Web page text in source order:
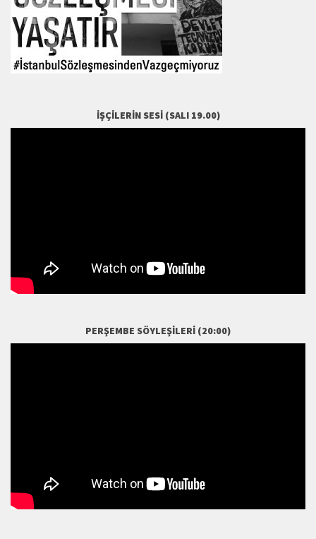
İŞÇILERIN SESI (SALI 19.00)
PERŞEMBE SÖYLEŞILERI (20:00)